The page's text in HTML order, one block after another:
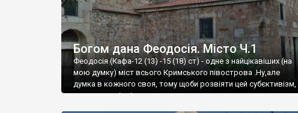
Богом дана Феодосія. Місто Ч.1
Феодосія (Кафа-12 (13) -15 (18) ст) - одне з найцікавіших (на
мою думку) міст всього Кримського півострова .Ну,але
думка в кожного своя, тому щоби розвіяти цей субєктивізм,
запрошую відвідати це